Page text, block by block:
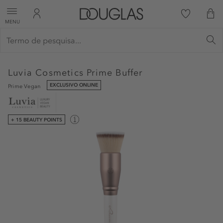
MENU
Luvia Cosmetics Prime Buffer
Prime Vegan EXCLUSIVO ONLINE
+ 15 BEAUTY POINTS